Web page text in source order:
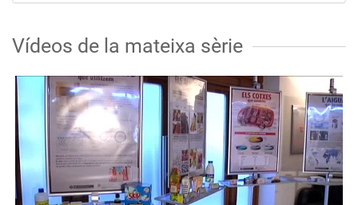
Vídeos de la mateixa sèrie